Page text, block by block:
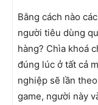
Bằng cách nào
người tiêu dùng
hàng? Chìa khoá
đúng lúc ở tất cả
nghiệp sẽ lần
game, người này